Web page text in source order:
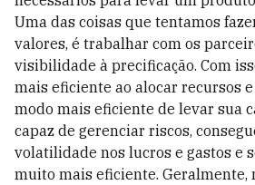
Uma das coisas que tentamos
valores, é trabalhar com os
visibilidade à precificação. Com
mais eficiente ao alocar recursos
modo mais eficiente de levar sua
capaz de gerenciar riscos,
volatilidade nos lucros e gastos e
muito mais eficiente. Geralmente,